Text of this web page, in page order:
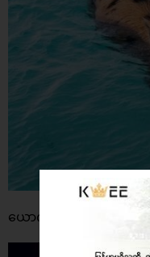
ယောဂကျင့်နေတာတဲ့ ခွေ